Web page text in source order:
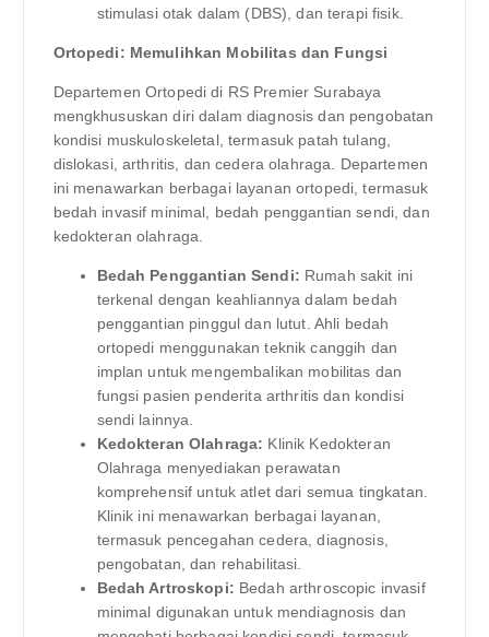
stimulasi otak dalam (DBS), dan terapi fisik.
Ortopedi: Memulihkan Mobilitas dan Fungsi
Departemen Ortopedi di RS Premier Surabaya
mengkhususkan diri dalam diagnosis dan pengobatan
kondisi muskuloskeletal, termasuk patah tulang,
dislokasi, arthritis, dan cedera olahraga. Departemen
ini menawarkan berbagai layanan ortopedi, termasuk
bedah invasif minimal, bedah penggantian sendi, dan
kedokteran olahraga.
Bedah Penggantian Sendi: Rumah sakit ini
terkenal dengan keahliannya dalam bedah
penggantian pinggul dan lutut. Ahli bedah
ortopedi menggunakan teknik canggih dan
implan untuk mengembalikan mobilitas dan
fungsi pasien penderita arthritis dan kondisi
sendi lainnya.
Kedokteran Olahraga: Klinik Kedokteran
Olahraga menyediakan perawatan
komprehensif untuk atlet dari semua tingkatan.
Klinik ini menawarkan berbagai layanan,
termasuk pencegahan cedera, diagnosis,
pengobatan, dan rehabilitasi.
Bedah Artroskopi: Bedah arthroscopic invasif
minimal digunakan untuk mendiagnosis dan